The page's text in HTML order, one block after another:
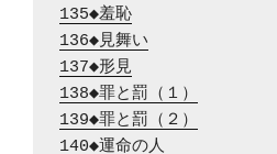
135◆羞恥
136◆見舞い
137◆形見
138◆罪と罰（１）
139◆罪と罰（２）
140◆運命の人